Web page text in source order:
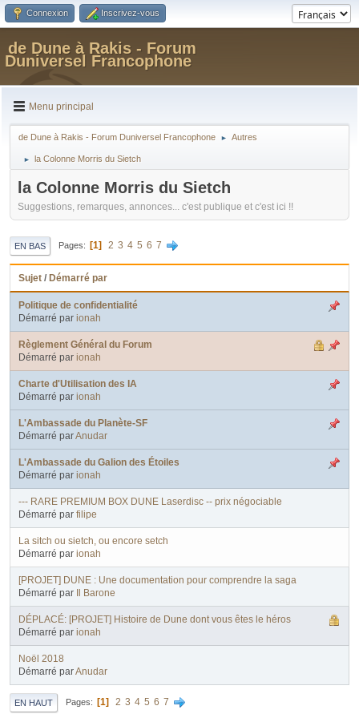
Connexion Inscrivez-vous
de Dune à Rakis - Forum
Duniversel Francophone
Menu principal
de Dune à Rakis - Forum Duniversel Francophone ► Autres
► la Colonne Morris du Sietch
la Colonne Morris du Sietch
Suggestions, remarques, annonces... c'est publique et c'est ici !!
EN BAS Pages 1 2 3 4 5 6 7
Sujet / Démarré par
Politique de confidentialité
Démarré par ionah
Règlement Général du Forum
Démarré par ionah
Charte d'Utilisation des IA
Démarré par ionah
L'Ambassade du Planète-SF
Démarré parAnudar
L'Ambassade du Galion des Étoiles
Démarré par ionah
--- RARE PREMIUM BOX DUNE Laserdisc -- prix négociable
Démarré par filipe
La sitch ou sietch, ou encore setch
Démarré par ionah
[PROJET] DUNE : Une documentation pour comprendre la saga
Démarré par
Il Barone
DÉPLACÉ: [PROJET] Histoire de Dune dont vous êtes le héros
Démarré par ionah
Noël 2018
Démarré parAnudar
EN HAUT Pages 1 2 3 4 5 6 7